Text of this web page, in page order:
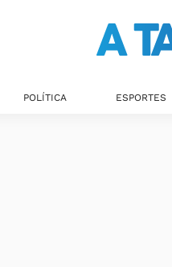
POLÍTICA ESPORTES